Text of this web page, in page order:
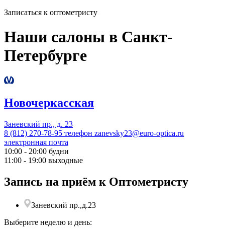
Записаться к оптометристу
Наши салоны в Санкт-
Петербурге
Новочеркасская
Заневский пр., д. 23
8 (812) 270-78-95 телефон zanevsky23@euro-optica.ru
электронная почта
10:00 - 20:00 будни
11:00 - 19:00 выходные
Запись на приём к Оптометристу
Заневский пр.,д.23
Выберите неделю и день: